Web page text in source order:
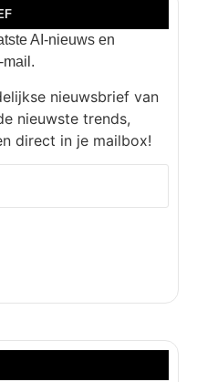
AI-nieuws en
mail.
nieuwsbrief van
nieuwste trends,
direct in je mailbox!